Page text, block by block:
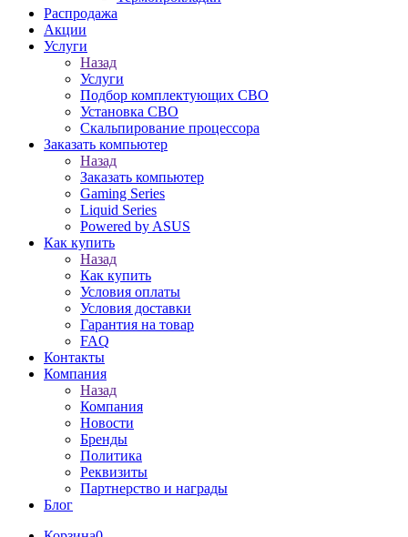
Распродажа
Акции
Услуги
Назад
Услуги
Подбор комплектующих СВО
Установка СВО
Скальпирование процессора
Заказать компьютер
Назад
Заказать компьютер
Gaming Series
Liquid Series
Powered by ASUS
Как купить
Назад
Как купить
Условия оплаты
Условия доставки
Гарантия на товар
FAQ
Контакты
Компания
Назад
Компания
Новости
Бренды
Политика
Реквизиты
Партнерство и награды
Блог